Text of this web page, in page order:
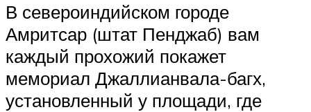
В североиндийском городе
Амритсар (штат Пенджаб) вам
каждый прохожий покажет
мемориал Джаллианвала-­багх,
установленный у площади, где